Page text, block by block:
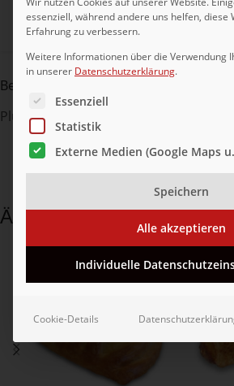
Teilen:
Beschreibung
Plundergebäck mit 23% Kakaokrem,
Ähnliche Produkte
essenziell, während andere uns helfen, diese
Erfahrung zu verbessern.
Weitere Informationen über die Verwendung
in unserer Datenschutzerklärung.
Es folgt eine Liste der Service-
Essenziell
Statistik
Externe Medien (Google Maps
Speichern
Alle akzeptieren
Individuelle
Cookie-Details